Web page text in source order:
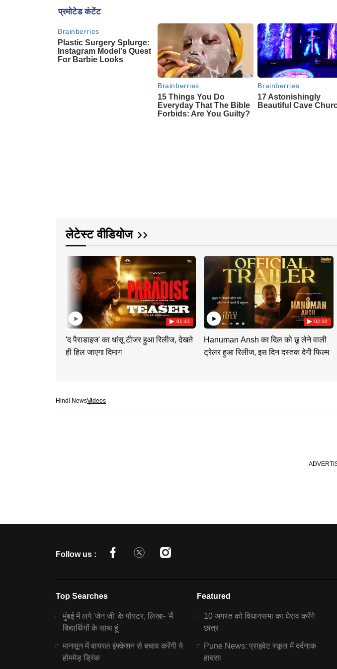
लेटेस्ट वीडियोज
01:43
'द पैराडाइज' का धांसू टीजर हुआ रिलीज, देखते
ही हिल जाएगा दिमाग
02:30
Hanuman Ansh का दिल को छू लेने वाली
ट्रेलर हुआ रिलीज, इस दिन दस्तक देगी फिल्म
Hindi NewsVideos
Follow us :
Top Searches
मुंबई में लगे 'जेन जी' के पोस्टर, लिखा- 'मैं
विद्यार्थियों के साथ हूं
मानसून में वायरल इंफ्केशन से बचाव करेंगी ये
होममेड़ ड्रिंक
Featured
10 अगस्त को विधानसभा का घेराव करेंगे
छात्र
Pune News: प्राइवेट स्कूल में दर्दनाक
हादसा